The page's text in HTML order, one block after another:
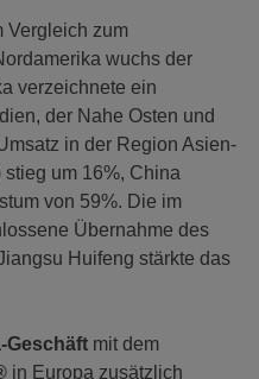
Vergleich zum
wuchs der
verzeichnete ein
der Nahe Osten und
in der Region Asien-
um 16%, China
von 59%. Die im
Übernahme des
Huifeng stärkte das
Geschäft mit dem
in Europa zusätzlich